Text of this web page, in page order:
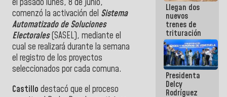
el pasado lunes, 8 de junio,
comenzó la activación del Sistema
Automatizado de Soluciones
Electorales(SASEL), mediante el
cual se realizará durante la semana
el registro de los proyectos
seleccionados por cada comuna.
Castillo destacó que el proceso
es
embarrarla
Llegan dos
nuevos
trenes de
trituración
para
optimizar
manejo de
escombros
en La Guaira
Presidenta
Delcy
Rodríguez